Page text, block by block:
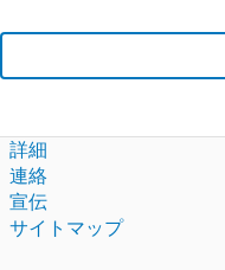
詳細
連絡
宣伝
サイトマップ